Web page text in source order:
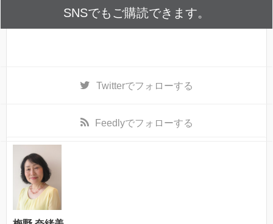
SNSでもご購読できます。
Twitterでフォローする
Feedlyでフォローする